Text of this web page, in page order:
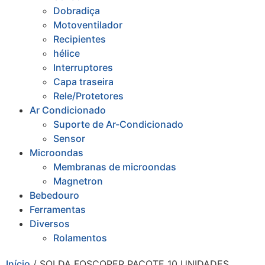
Dobradiça
Motoventilador
Recipientes
hélice
Interruptores
Capa traseira
Rele/Protetores
Ar Condicionado
Suporte de Ar-Condicionado
Sensor
Microondas
Membranas de microondas
Magnetron
Bebedouro
Ferramentas
Diversos
Rolamentos